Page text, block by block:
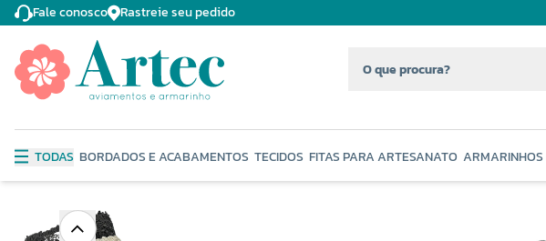
Fale conosco Rastreie seu pedido
TODAS BORDADOS E ACABAMENTOS TECIDOS FITAS PARA ARTESANATO ARMARINHOS